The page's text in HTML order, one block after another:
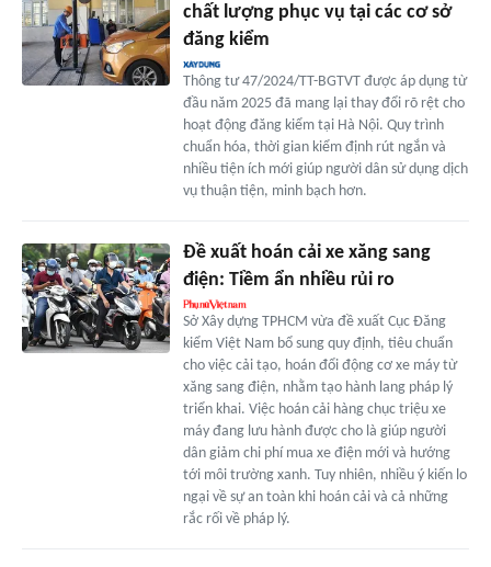
chất lượng phục vụ tại các cơ sở
đăng kiểm
Thông tư 47/2024/TT-BGTVT được áp dụng từ
đầu năm 2025 đã mang lại thay đổi rõ rệt cho
hoạt động đăng kiểm tại Hà Nội. Quy trình
chuẩn hóa, thời gian kiểm định rút ngắn và
nhiều tiện ích mới giúp người dân sử dụng dịch
vụ thuận tiện, minh bạch hơn.
Đề xuất hoán cải xe xăng sang
điện: Tiềm ẩn nhiều rủi ro
Sở Xây dựng TPHCM vừa đề xuất Cục Đăng
kiểm Việt Nam bổ sung quy định, tiêu chuẩn
cho việc cải tạo, hoán đổi động cơ xe máy từ
xăng sang điện, nhằm tạo hành lang pháp lý
triển khai. Việc hoán cải hàng chục triệu xe
máy đang lưu hành được cho là giúp người
dân giảm chi phí mua xe điện mới và hướng
tới môi trường xanh. Tuy nhiên, nhiều ý kiến lo
ngại về sự an toàn khi hoán cải và cả những
rắc rối về pháp lý.